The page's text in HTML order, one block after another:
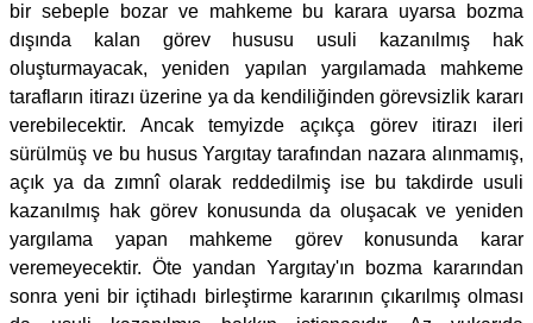
bir sebeple bozar ve mahkeme bu karara uyarsa bozma
dışında kalan görev hususu usuli kazanılmış hak
oluşturmayacak, yeniden yapılan yargılamada mahkeme
tarafların itirazı üzerine ya da kendiliğinden görevsizlik kararı
verebilecektir. Ancak temyizde açıkça görev itirazı ileri
sürülmüş ve bu husus Yargıtay tarafından nazara alınmamış,
açık ya da zımnî olarak reddedilmiş ise bu takdirde usuli
kazanılmış hak görev konusunda da oluşacak ve yeniden
yargılama yapan mahkeme görev konusunda karar
veremeyecektir. Öte yandan Yargıtay'ın bozma kararından
sonra yeni bir içtihadı birleştirme kararının çıkarılmış olması